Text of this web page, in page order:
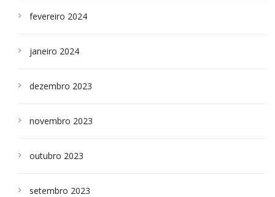
fevereiro 2024
janeiro 2024
dezembro 2023
novembro 2023
outubro 2023
setembro 2023